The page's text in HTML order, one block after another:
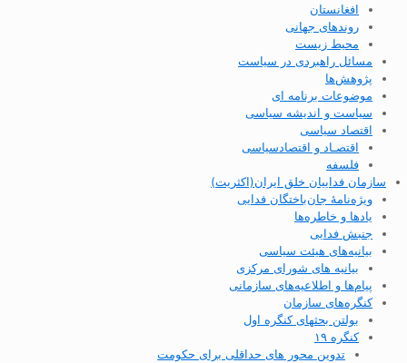
افغانستان
روندهای جهانی
محیط زیست
مسائل راهبردی در سیاست
پژوهش‌ها
موضوعات برنامه ای
سیاست و اندیشه سیاسی
اقتصاد سیاسی
اقتصـاد و اقتصاد‌سیاسی
فلسفه
سازمان فداییان خلق ایران(اکثریت)
ویژه‌نامهٔ جان‌باختگان فدایی
یادها و خاطره‌ها
جنبش فدایی
بیانیه‌های هیئت سیاسی
بیانیه های شورای مرکزی
پیام‌ها و اطلاعیه‌های سازمانی
کنگره‌های سازمان
بولتن بحثهای کنگره اول
کنگره ۱۹
تدوین محور های حداقلی برای حکومت